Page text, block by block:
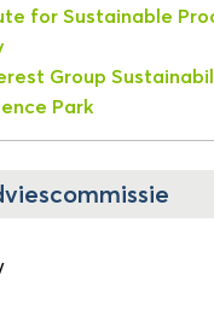
for Sustainable
Group
Park